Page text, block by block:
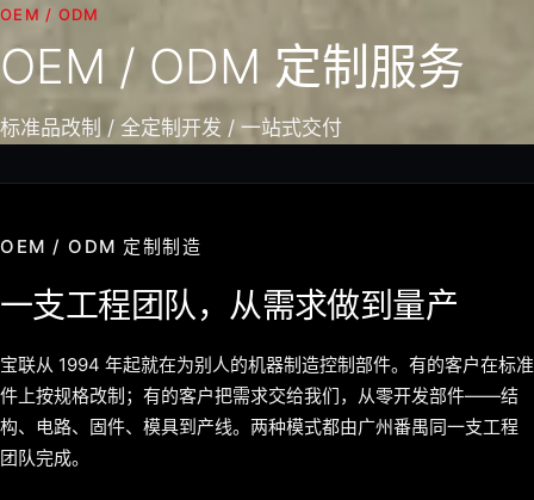
OEM / ODM
OEM / ODM 定制服务
标准品改制 / 全定制开发 / 一站式交付
OEM / ODM 定制制造
一支工程团队，从需求做到量产
宝联从 1994 年起就在为别人的机器制造控制部件。有的客户在标准
件上按规格改制；有的客户把需求交给我们，从零开发部件——结
构、电路、固件、模具到产线。两种模式都由广州番禺同一支工程
团队完成。